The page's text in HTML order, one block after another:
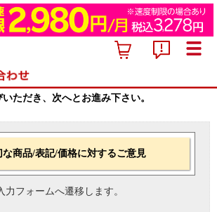
ただき、次へとお進み下さい。
な商品/表記/価格に対するご意見
力フォームへ遷移します。